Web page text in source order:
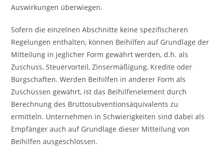
Auswirkungen überwiegen.
Sofern die einzelnen Abschnitte keine spezifischeren
Regelungen enthalten, können Beihilfen auf Grundlage der
Mitteilung in jeglicher Form gewährt werden, d.h. als
Zuschuss, Steuervorteil, Zinsermäßigung, Kredite oder
Bürgschaften. Werden Beihilfen in anderer Form als
Zuschüssen gewährt, ist das Beihilfenelement durch
Berechnung des Bruttosubventionsäquivalents zu
ermitteln. Unternehmen in Schwierigkeiten sind dabei als
Empfänger auch auf Grundlage dieser Mitteilung von
Beihilfen ausgeschlossen.